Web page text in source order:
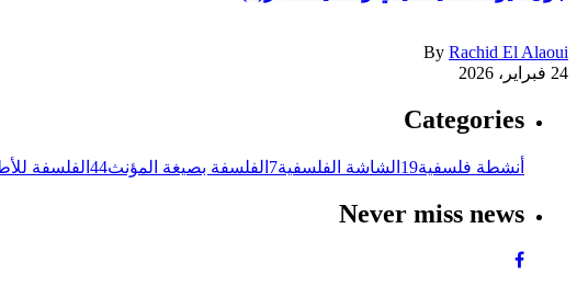
By Rachid El Alaoui
24 فبراير، 2026
Categories
أنشطة فلسفية19 الشاشة الفلسفية7 الفلسفة بصيغة المؤنث44 الفلسفة
Never miss news